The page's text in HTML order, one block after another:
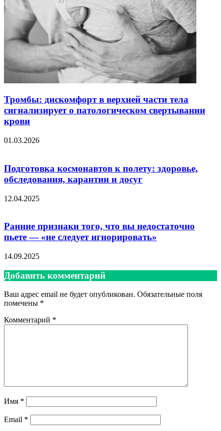
Тромбы: дискомфорт в верхней части тела
сигнализирует о патологическом свертывании
крови
01.03.2026
Подготовка космонавтов к полету: здоровье,
обследования, карантин и досуг
12.04.2025
Ранние признаки того, что вы недостаточно
пьете — «не следует игнорировать»
14.09.2025
Добавить комментарий
Ваш адрес email не будет опубликован. Обязательные поля
помечены *
Комментарий *
Имя *
Email *